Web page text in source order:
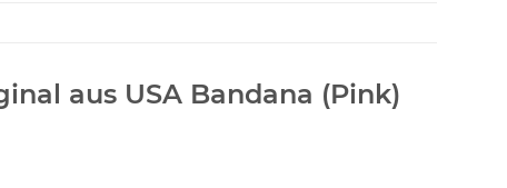
aus USA Bandana (Pink)